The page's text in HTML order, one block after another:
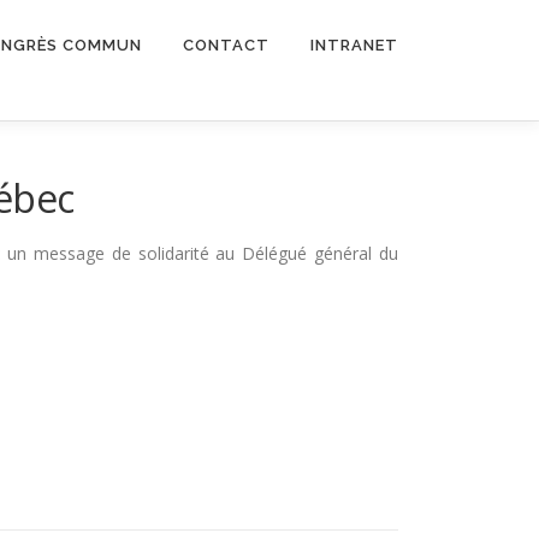
COMMUN CONTACT INTRANET
message de solidarité au Délégué général du